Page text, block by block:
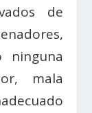
de
ninguna
mala